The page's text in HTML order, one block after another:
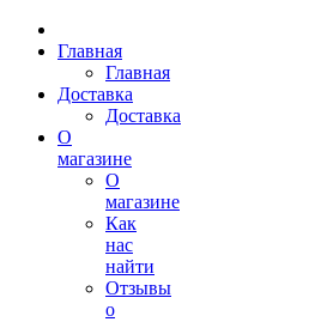
Главная
Главная
Доставка
Доставка
О
магазине
О
магазине
Как
нас
найти
Отзывы
о